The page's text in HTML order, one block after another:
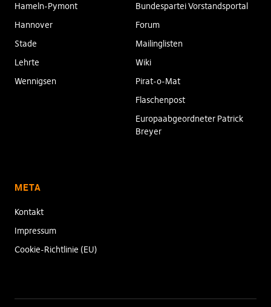
Hameln-Pymont
Hannover
Stade
Lehrte
Wennigsen
Bundespartei Vorstandsportal
Forum
Mailinglisten
Wiki
Pirat-o-Mat
Flaschenpost
Europaabgeordneter Patrick
Breyer
META
Kontakt
Impressum
Cookie-Richtlinie (EU)